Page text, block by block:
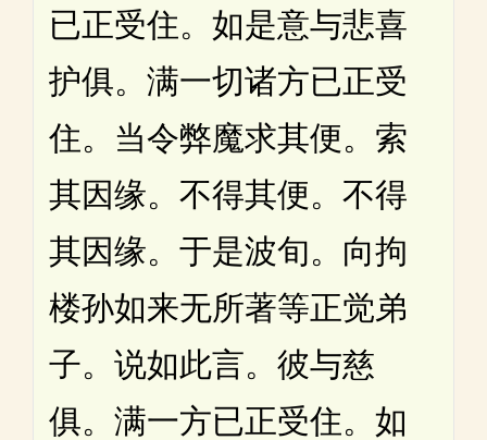
已正受住。如是意与悲喜
护俱。满一切诸方已正受
住。当令弊魔求其便。索
其因缘。不得其便。不得
其因缘。于是波旬。向拘
楼孙如来无所著等正觉弟
子。说如此言。彼与慈
俱。满一方已正受住。如